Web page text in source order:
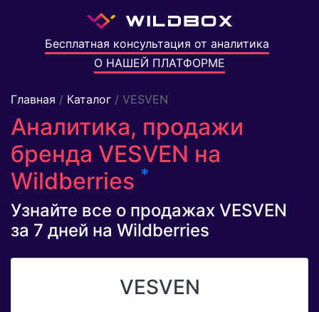
Бесплатная консультация от аналитика
О НАШЕЙ ПЛАТФОРМЕ
Главная / Каталог / VESVEN
Аналитика, продажи
бренда VESVEN на
Wildberries *
Узнайте все о продажах VESVEN
за 7 дней на Wildberries
VESVEN